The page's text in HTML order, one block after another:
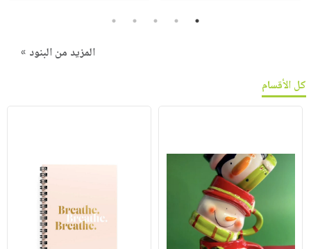
1
2
3
4
5
المزيد من البنود »
كل الأقسام